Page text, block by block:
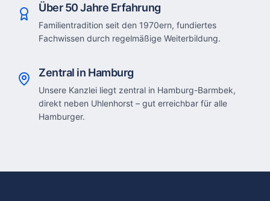
Über 50 Jahre Erfahrung
Familientradition seit den 1970ern, fundiertes
Fachwissen durch regelmäßige Weiterbildung.
Zentral in Hamburg
Unsere Kanzlei liegt zentral in Hamburg-Barmbek,
direkt neben Uhlenhorst – gut erreichbar für alle
Hamburger.